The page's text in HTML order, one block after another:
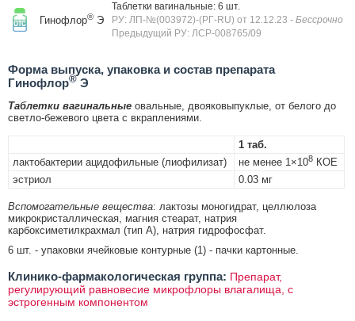
Гинофлор® Э
Таблетки вагинальные: 6 шт.
РУ: ЛП-№(003972)-(РГ-RU) от 12.12.23 - Бессрочно
Предыдущий РУ: ЛСР-008765/09
Форма выпуска, упаковка и состав препарата
Гинофлор® Э
Таблетки вагинальные овальные, двояковыпуклые, от белого до
светло-бежевого цвета с вкраплениями.
1 таб.
лактобактерии ацидофильные (лиофилизат)
не менее 1×108 КОЕ
эстриол
0.03 мг
Вспомогательные вещества: лактозы моногидрат, целлюлоза
микрокристаллическая, магния стеарат, натрия
карбоксиметилкрахмал (тип А), натрия гидрофосфат.
6 шт. - упаковки ячейковые контурные (1) - пачки картонные.
Клинико-фармакологическая группа: Препарат,
регулирующий равновесие микрофлоры влагалища, с
эстрогенным компонентом